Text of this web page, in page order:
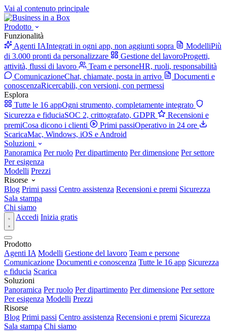
Vai al contenuto principale
Prodotto
Funzionalità
Agenti IAIntegrati in ogni app, non aggiunti sopra ModelliPiù
di 3.000 pronti da personalizzare
Gestione del lavoroProgetti,
attività, flussi di lavoro
Team e personeHR, ruoli, responsabilità
ComunicazioneChat, chiamate, posta in arrivo
Documenti e
conoscenzaRicercabili, con versioni, con permessi
Esplora
Tutte le 16 appOgni strumento, completamente integrato
Sicurezza e fiduciaSOC 2, crittografato, GDPR
Recensioni e
premiCosa dicono i clienti Primi passiOperativo in 24 ore
ScaricaMac, Windows, iOS e Android
Soluzioni
Panoramica Per ruolo Per dipartimento Per dimensione Per settore
Per esigenza
Modelli Prezzi
Risorse
Blog Primi passi Centro assistenza Recensioni e premi Sicurezza
Sala stampa
Chi siamo
Accedi Inizia gratis
Prodotto
Agenti IA Modelli Gestione del lavoro Team e persone
Comunicazione Documenti e conoscenza Tutte le 16 app Sicurezza
e fiducia Scarica
Soluzioni
Panoramica Per ruolo Per dipartimento Per dimensione Per settore
Per esigenza Modelli Prezzi
Risorse
Blog Primi passi Centro assistenza Recensioni e premi Sicurezza
Sala stampa Chi siamo